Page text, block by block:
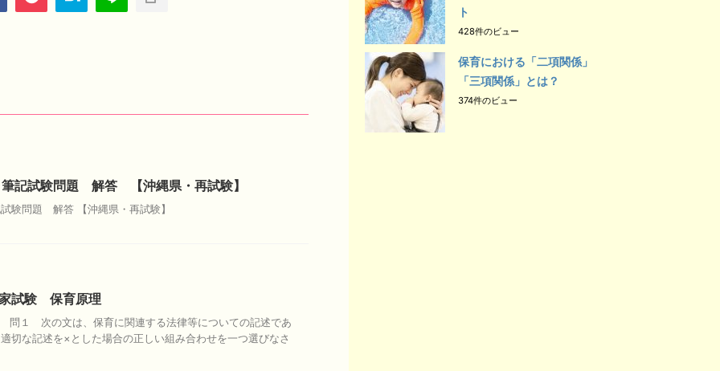
記試験問題 解答 【沖縄県・再試験】
験問題 解答 【沖縄県・再試験】
試験 保育原理
１ 次の文は、保育に関連する法律等についての記述であ
切な記述を×とした場合の正しい組み合わせを一つ選びなさ
ト
428件のビュー
保育における「二項関係」
「三項関係」とは？
374件のビュー